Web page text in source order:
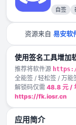
自签
资源来自 易安软
使用签名工具增加
推荐将软件源
全能签 / 轻松签 / 万能
解锁码仅需 48.8 元 /
https://fk.iosr.cn
应用简介